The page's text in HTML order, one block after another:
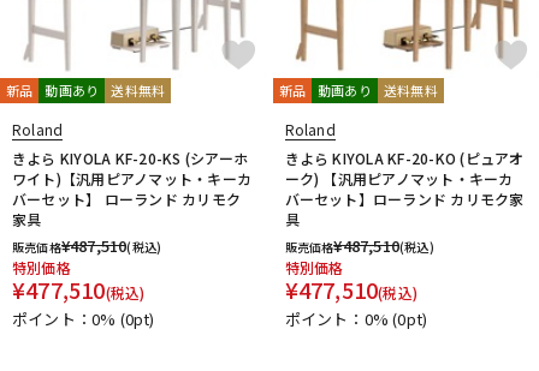
新品 動画あり 送料無料
Roland
きよら KIYOLA KF-20-KS (シアーホ
ワイト)【汎用ピアノマット・キーカ
バーセット】 ローランド カリモク
家具
販売価格¥487,510(税込)
特別価格
¥477,510(税込)
ポイント：0% (0pt)
新品 動画あり 送料無料
Roland
きよら KIYOLA KF-20-KO (ピュアオ
ーク) 【汎用ピアノマット・キーカ
バーセット】ローランド カリモク家
具
販売価格¥487,510(税込)
特別価格
¥477,510(税込)
ポイント：0%(0pt)